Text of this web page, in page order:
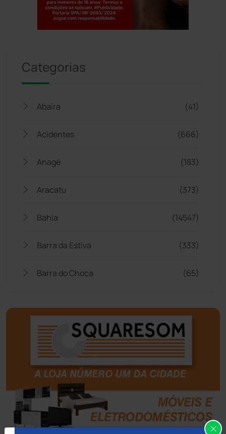
Categorias
Abaíra (41)
Acidentes (666)
Anagé (183)
Aracatu (373)
Bahia (14547)
Barra da Estiva (333)
Barra do Choça (65)
Bom Jesus da Lapa (510)
Boquira (152)
Botuporã
Brasil (7682)